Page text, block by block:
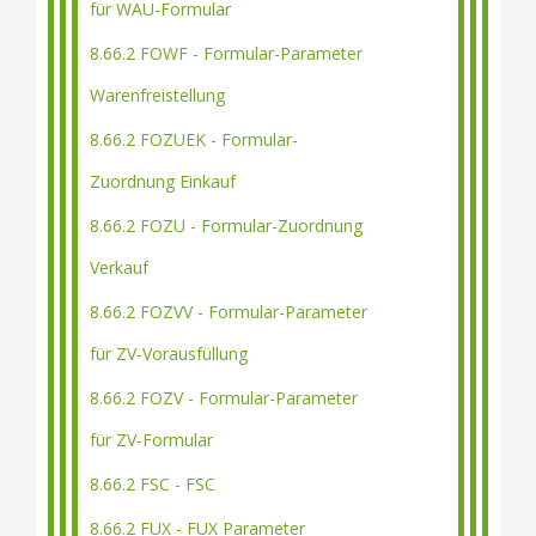
für WAU-Formular
8.66.2 FOWF - Formular-Parameter
Warenfreistellung
8.66.2 FOZUEK - Formular-
Zuordnung Einkauf
8.66.2 FOZU - Formular-Zuordnung
Verkauf
8.66.2 FOZVV - Formular-Parameter
für ZV-Vorausfüllung
8.66.2 FOZV - Formular-Parameter
für ZV-Formular
8.66.2 FSC - FSC
8.66.2 FUX - FUX Parameter